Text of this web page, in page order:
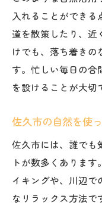
入れることができ
道を散策したり、近
けでも、落ち着きの
す。忙しい毎日の合
を設けることが大切
佐久市の自然を使
佐久市には、誰でも
トが数多くありま
イキングや、川辺で
なリラックス方法で